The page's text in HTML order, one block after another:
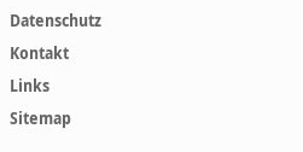
Datenschutz
Kontakt
Links
Sitemap